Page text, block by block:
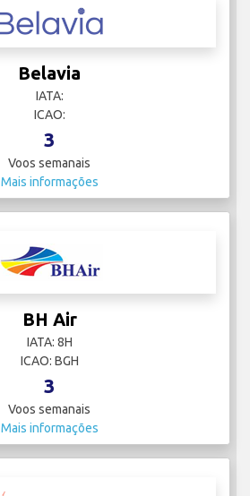
Belavia
IATA:
ICAO:
3
Voos semanais
Mais informações
BH Air
IATA: 8H
ICAO: BGH
3
Voos semanais
Mais informações